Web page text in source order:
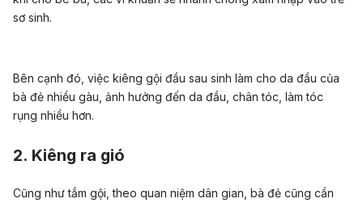
sơ sinh.
Bên cạnh đó, việc kiêng gội đầu sau sinh làm cho da đầu của
bà đẻ nhiều gàu, ảnh hưởng đến da đầu, chân tóc, làm tóc
rụng nhiều hơn.
2. Kiêng ra gió
Cũng như tắm gội, theo quan niệm dân gian, bà đẻ cũng cần